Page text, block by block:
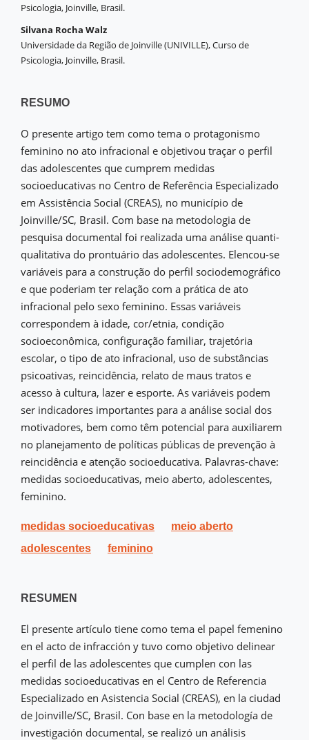
Psicologia, Joinville, Brasil.
Silvana Rocha Walz
Universidade da Região de Joinville (UNIVILLE), Curso de
Psicologia, Joinville, Brasil.
RESUMO
O presente artigo tem como tema o protagonismo
feminino no ato infracional e objetivou traçar o perfil
das adolescentes que cumprem medidas
socioeducativas no Centro de Referência Especializado
em Assistência Social (CREAS), no município de
Joinville/SC, Brasil. Com base na metodologia de
pesquisa documental foi realizada uma análise quanti-
qualitativa do prontuário das adolescentes. Elencou-se
variáveis para a construção do perfil sociodemográfico
e que poderiam ter relação com a prática de ato
infracional pelo sexo feminino. Essas variáveis
correspondem à idade, cor/etnia, condição
socioeconômica, configuração familiar, trajetória
escolar, o tipo de ato infracional, uso de substâncias
psicoativas, reincidência, relato de maus tratos e
acesso à cultura, lazer e esporte. As variáveis podem
ser indicadores importantes para a análise social dos
motivadores, bem como têm potencial para auxiliarem
no planejamento de políticas públicas de prevenção à
reincidência e atenção socioeducativa. Palavras-chave:
medidas socioeducativas, meio aberto, adolescentes,
feminino.
medidas socioeducativas
meio aberto
adolescentes
feminino
RESUMEN
El presente artículo tiene como tema el papel femenino
en el acto de infracción y tuvo como objetivo delinear
el perfil de las adolescentes que cumplen con las
medidas socioeducativas en el Centro de Referencia
Especializado en Asistencia Social (CREAS), en la ciudad
de Joinville/SC, Brasil. Con base en la metodología de
investigación documental, se realizó un análisis